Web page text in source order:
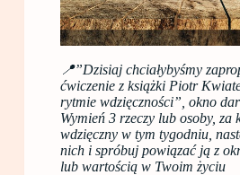
📍”Dzisiaj chciałybyśmy
ćwiczenie z książki Piotr
rytmie wdzięczności”, okno
Wymień 3 rzeczy lub osoby, za
wdzięczny w tym tygodniu,
nich i spróbuj powiązać ją z
lub wartością w Twoim życiu